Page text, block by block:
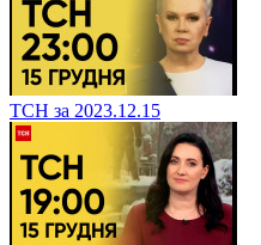
ТСН за 2023.12.15